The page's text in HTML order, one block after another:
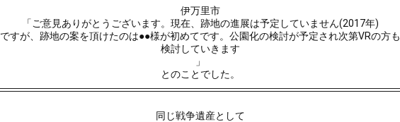
伊万里市
「ご意見ありがとうございます。現在、跡地の進展は予定していません(2017年)
ですが、跡地の案を頂けたのは●●様が初めてです。公園化の検討が予定され次第VRの方も
検討していきます
」
とのことでした。
同じ戦争遺産として